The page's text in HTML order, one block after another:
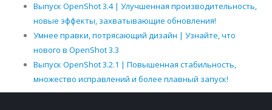
Выпуск OpenShot 3.4 | Улучшенная производительность,
новые эффекты, захватывающие обновления!
Умнее правки, потрясающий дизайн | Узнайте, что
нового в OpenShot 3.3
Выпуск OpenShot 3.2.1 | Повышенная стабильность,
множество исправлений и более плавный запуск!